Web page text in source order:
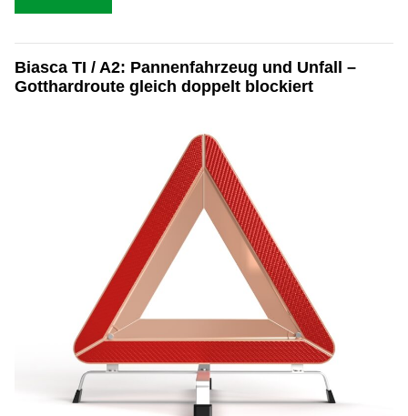
Biasca TI / A2: Pannenfahrzeug und Unfall –
Gotthardroute gleich doppelt blockiert